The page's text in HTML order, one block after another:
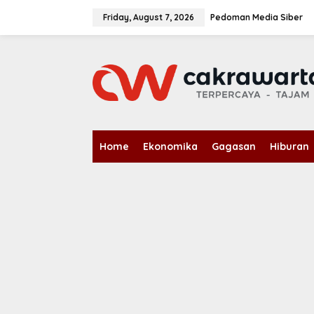
Friday, August 7, 2026 Pedoman Media Siber
Home Ekonomika Gagasan Hiburan